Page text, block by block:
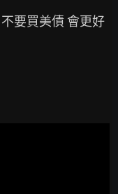
要買美債 會更好